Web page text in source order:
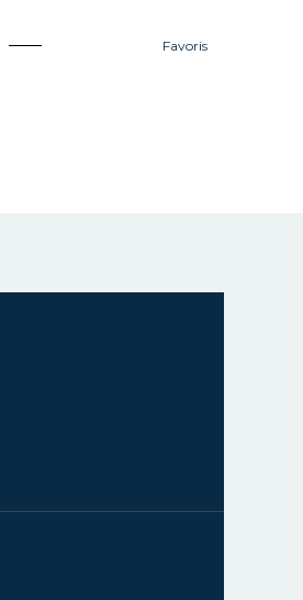
Favoris